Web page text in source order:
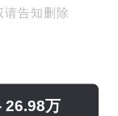
告知删除
26.98万